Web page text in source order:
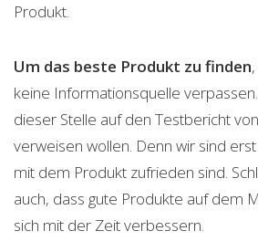
Produkt.
Um das beste Produkt zu finden
keine Informationsquelle
dieser Stelle auf den Testbericht
verweisen wollen. Denn wir sind
mit dem Produkt zufrieden sind.
auch, dass gute Produkte auf dem
sich mit der Zeit verbessern.